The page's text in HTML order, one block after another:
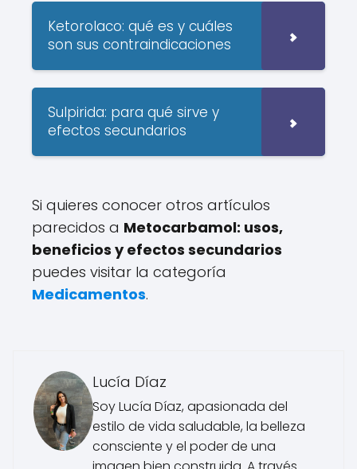
Ketorolaco: qué es y cuáles
son sus contraindicaciones
Sulpirida: para qué sirve y
efectos secundarios
Si quieres conocer otros artículos
parecidos a Metocarbamol: usos,
beneficios y efectos secundarios
puedes visitar la categoría
Medicamentos.
Lucía Díaz
Soy Lucía Díaz, apasionada del
estilo de vida saludable, la belleza
consciente y el poder de una